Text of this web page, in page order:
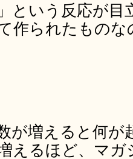
という反応が
作られたものな
が増えると何
えるほど、マ